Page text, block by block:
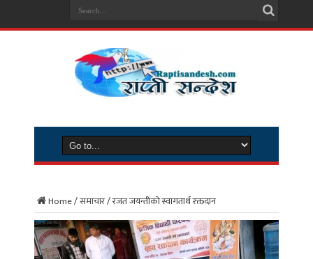
Home/समाचार/रजत जयन्तीको स्वागतार्थ रक्तदान